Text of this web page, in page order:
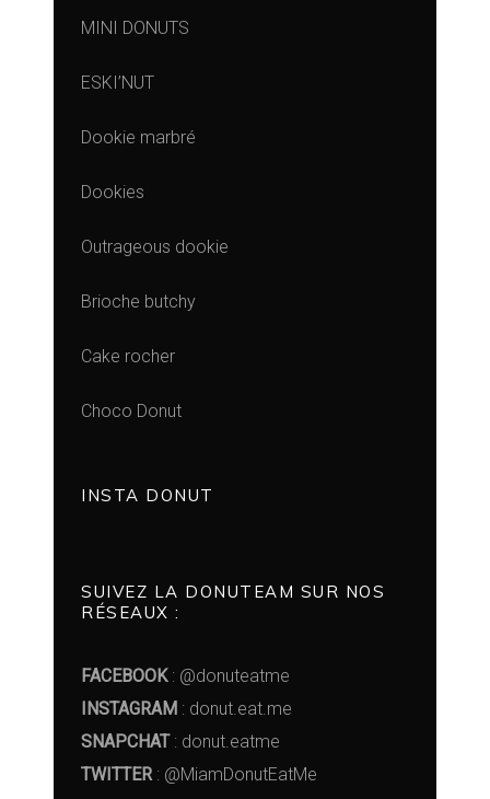
MINI DONUTS
ESKI’NUT
Dookie marbré
Dookies
Outrageous dookie
Brioche butchy
Cake rocher
Choco Donut
INSTA DONUT
SUIVEZ LA DONUTEAM SUR NOS
RÉSEAUX :
FACEBOOK: @donuteatme
INSTAGRAM : donut.eat.me
SNAPCHAT: donut.eatme
TWITTER: @MiamDonutEatMe